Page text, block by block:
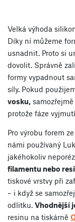
Velká výhoda
Díky ní můžeme
usnadnit. Proto si
dovolit. Správně
formy vypadnout
síly. Pokud
vosku,
protože fáze
Pro výrobu forem
námi používaný
jakéhokoliv
filamentu nebo
tiskové vrstvy při
– i když se
odlitku. Vhodnější
resinu na tiskárně